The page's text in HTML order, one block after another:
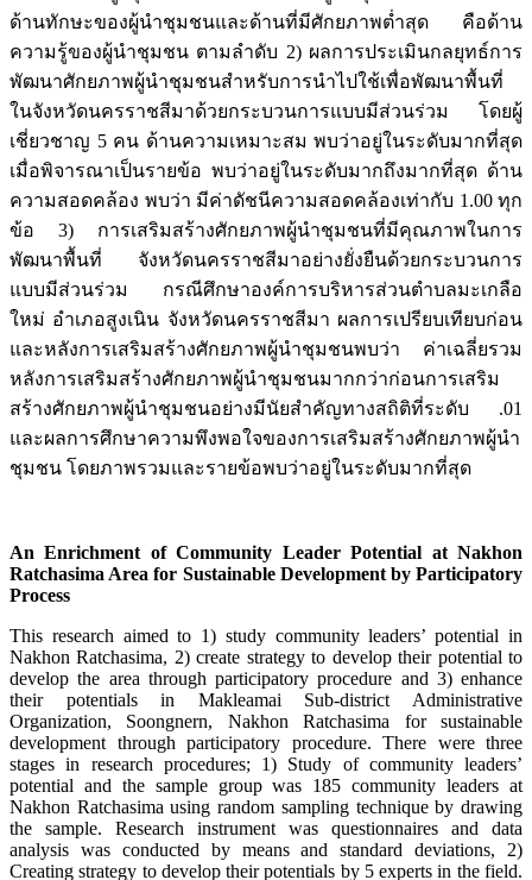
ด้านทักษะของผู้นำชุมชนและด้านที่มีศักยภาพตํ่าสุด คือด้าน
ความรู้ของผู้นำชุมชน ตามลำดับ 2) ผลการประเมินกลยุทธ์การ
พัฒนาศักยภาพผู้นำชุมชนสำหรับการนำไปใช้เพื่อพัฒนาพื้นที่
ในจังหวัดนครราชสีมาด้วยกระบวนการแบบมีส่วนร่วม โดยผู้
เชี่ยวชาญ 5 คน ด้านความเหมาะสม พบว่าอยู่ในระดับมากที่สุด
เมื่อพิจารณาเป็นรายข้อ พบว่าอยู่ในระดับมากถึงมากที่สุด ด้าน
ความสอดคล้อง พบว่า มีค่าดัชนีความสอดคล้องเท่ากับ 1.00 ทุก
ข้อ 3) การเสริมสร้างศักยภาพผู้นำชุมชนที่มีคุณภาพในการ
พัฒนาพื้นที่ จังหวัดนครราชสีมาอย่างยั่งยืนด้วยกระบวนการ
แบบมีส่วนร่วม กรณีศึกษาองค์การบริหารส่วนตำบลมะเกลือ
ใหม่ อำเภอสูงเนิน จังหวัดนครราชสีมา ผลการเปรียบเทียบก่อน
และหลังการเสริมสร้างศักยภาพผู้นำชุมชนพบว่า ค่าเฉลี่ยรวม
หลังการเสริมสร้างศักยภาพผู้นำชุมชนมากกว่าก่อนการเสริม
สร้างศักยภาพผู้นำชุมชนอย่างมีนัยสำคัญทางสถิติที่ระดับ .01
และผลการศึกษาความพึงพอใจของการเสริมสร้างศักยภาพผู้นำ
ชุมชน โดยภาพรวมและรายข้อพบว่าอยู่ในระดับมากที่สุด
An Enrichment of Community Leader Potential at Nakhon
Ratchasima Area for Sustainable Development by Participatory
Process
This research aimed to 1) study community leaders’ potential in
Nakhon Ratchasima, 2) create strategy to develop their potential to
develop the area through participatory procedure and 3) enhance
their potentials in Makleamai Sub-district Administrative
Organization, Soongnern, Nakhon Ratchasima for sustainable
development through participatory procedure. There were three
stages in research procedures; 1) Study of community leaders’
potential and the sample group was 185 community leaders at
Nakhon Ratchasima using random sampling technique by drawing
the sample. Research instrument was questionnaires and data
analysis was conducted by means and standard deviations, 2)
Creating strategy to develop their potentials by 5 experts in the field.